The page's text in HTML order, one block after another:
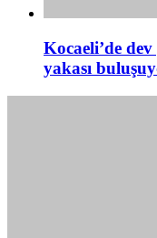
Kocaeli’de
yakası